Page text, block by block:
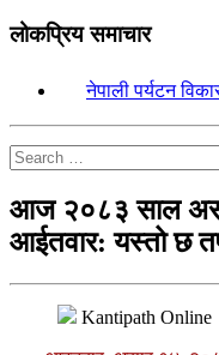
लोकप्रिय समाचार
नेपाली पर्यटन
आज २०८३ साल
आईतवार: यस्तो छ
Kantipath Online